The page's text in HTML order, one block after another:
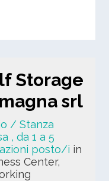
Storage
srl
/ Stanza
, da 1 a 5
posto/i in
Center,